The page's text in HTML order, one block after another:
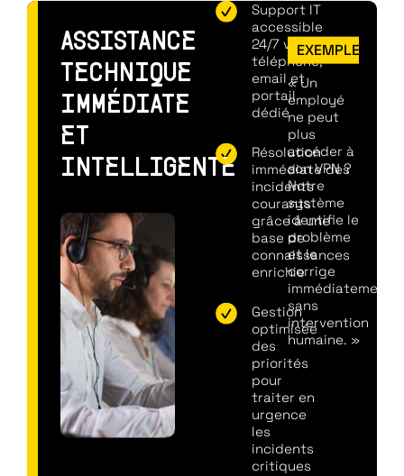
ASSISTANCE
TECHNIQUE
IMMÉDIATE
ET
INTELLIGENTE
Support IT
accessible
24/7 via
téléphone,
email et
portail
dédié
Résolution
immédiate des
incidents
courants
grâce à une
base de
connaissances
enrichie
Gestion
optimisée
des
priorités
pour
traiter en
urgence
les
incidents
critiques
EXEMPLE
« Un
employé
ne peut
plus
accéder à
son VPN ?
Notre
système
identifie le
problème
et le
corrige
immédiatement,
sans
intervention
humaine. »